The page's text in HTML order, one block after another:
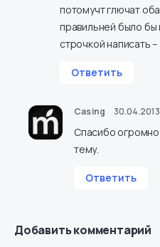
потомучт глючат
правильней было бы
строчкой написать
Ответить
Casing 30.04.2013
Спасибо
тему.
Ответить
Добавить комментарий